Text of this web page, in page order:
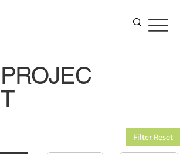
Filter Reset
PROJEC
T